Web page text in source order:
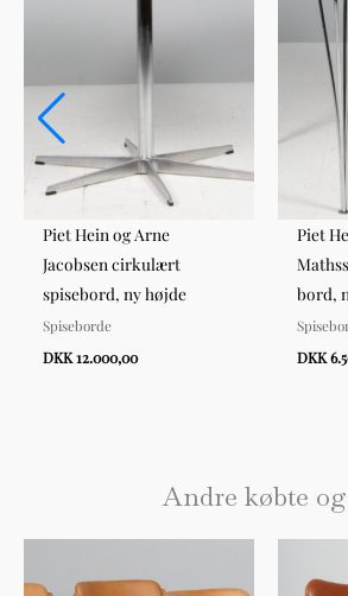
Piet Hein og Arne
Jacobsen cirkulært
spisebord, ny højde
Spiseborde
DKK 12.000,00
Piet
bord,
DKK
Andre købte